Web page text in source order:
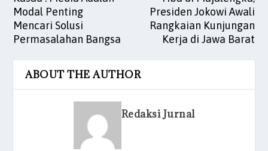
Modal Penting
Mencari Solusi
Permasalahan Bangsa
Presiden Jokowi Awali
Rangkaian Kunjungan
Kerja di Jawa Barat
ABOUT THE AUTHOR
Redaksi Jurnal